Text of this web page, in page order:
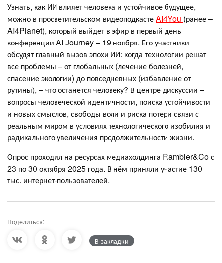
Узнать, как ИИ влияет человека и устойчивое будущее,
можно в просветительском видеоподкастеAI4You (ранее –
AI4Planet), который выйдет в эфир в первый день
конференции AI Journey – 19 ноября. Его участники
обсудят главный вызов эпохи ИИ: когда технологии решат
все проблемы – от глобальных (лечение болезней,
спасение экологии) до повседневных (избавление от
рутины), – что останется человеку? В центре дискуссии –
вопросы человеческой идентичности, поиска устойчивости
и новых смыслов, свободы воли и риска потери связи с
реальным миром в условиях технологического изобилия и
радикального увеличения продолжительности жизни.
Опрос проходил на ресурсах медиахолдинга Rambler&Co с
23 по 30 октября 2025 года. В нём приняли участие 130
тыс. интернет-пользователей.
Поделиться:
В закладки